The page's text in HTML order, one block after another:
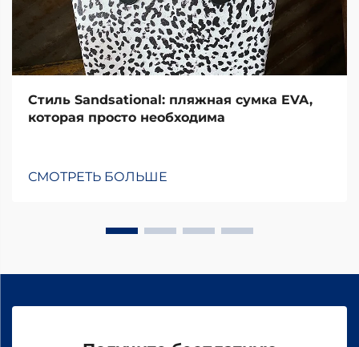
Стиль Sandsational: пляжная сумка EVA,
которая просто необходима
СМОТРЕТЬ БОЛЬШЕ